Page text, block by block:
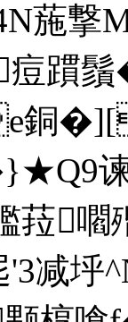
葹
痘躀
�
谏
艦菈
减垀